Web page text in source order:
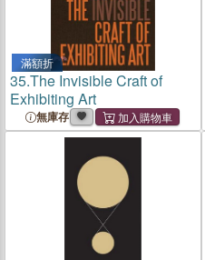
滿額折
35.The Invisible Craft of
Exhibiting Art
無庫存